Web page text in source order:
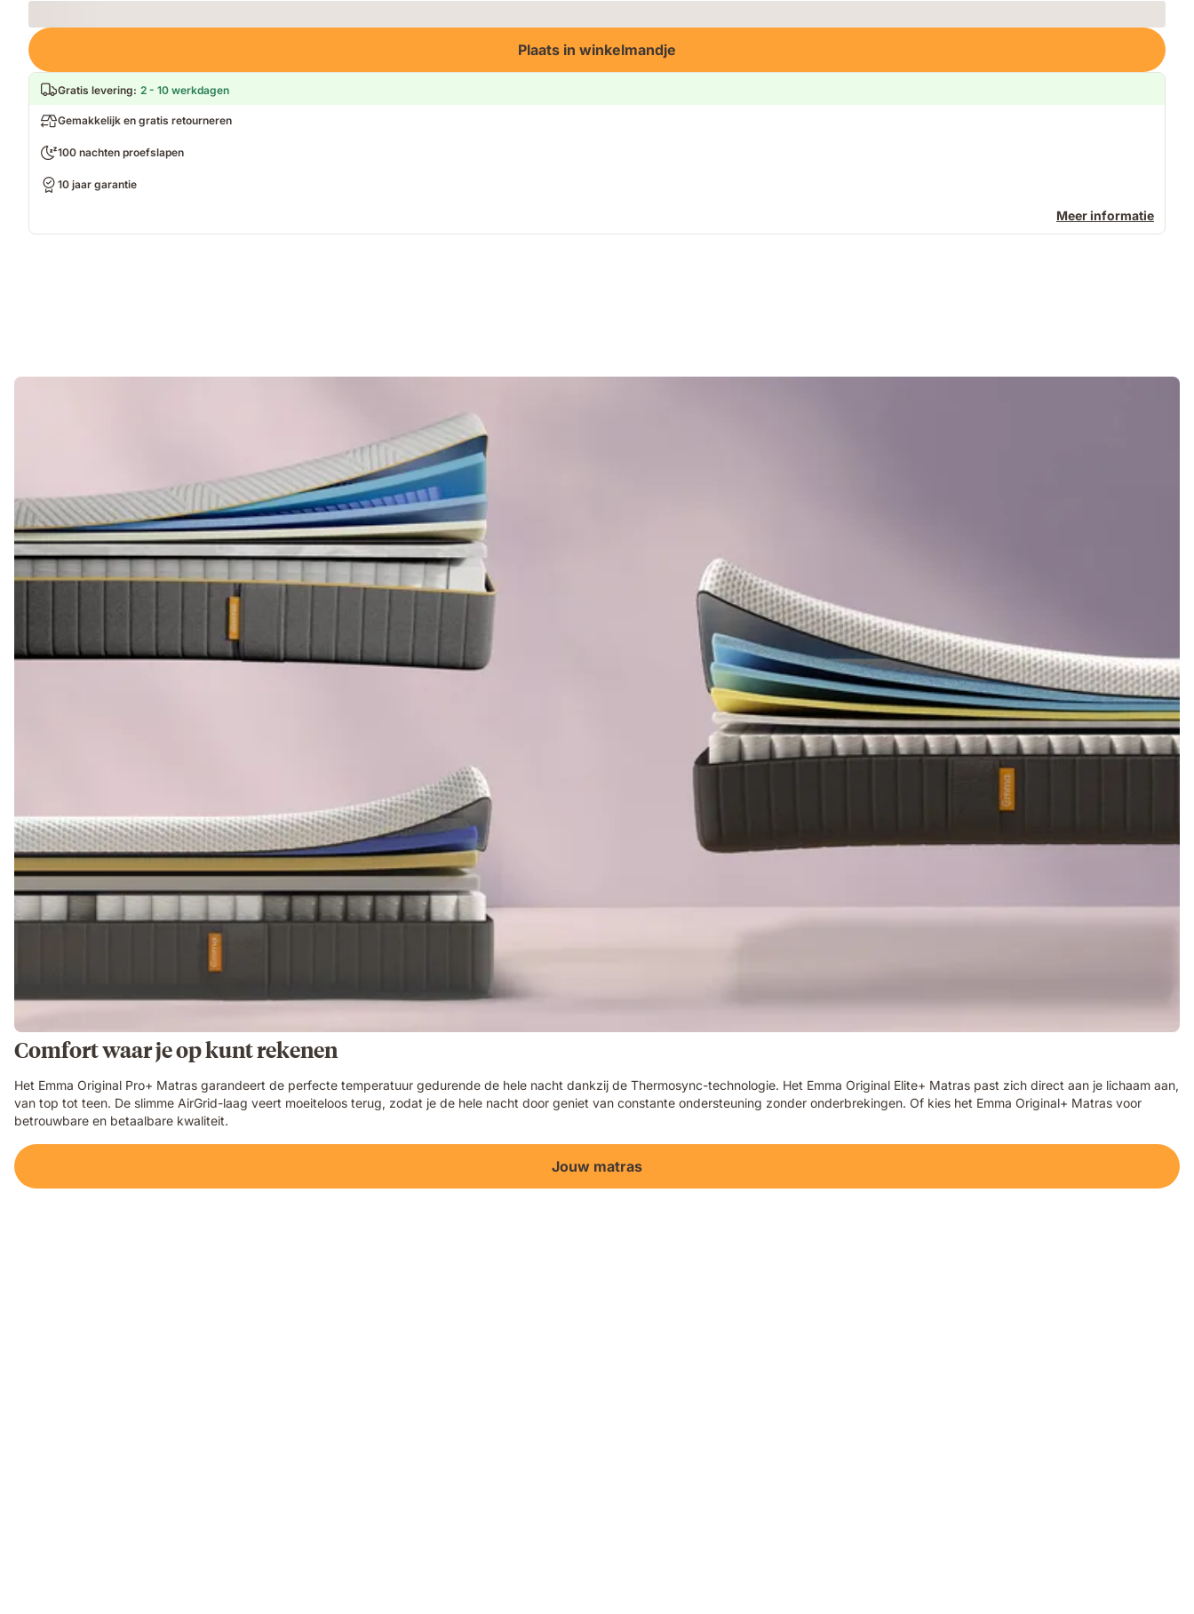
Loading
Plaats in winkelmandje
Gratis levering: 2 - 10 werkdagen
Gemakkelijk en gratis retourneren
100 nachten proefslapen
10 jaar garantie
Meer informatie
Comfort waar je op kunt rekenen
Het Emma Original Pro+ Matras garandeert de perfecte temperatuur gedurende de hele nacht dankzij de Thermosync-technologie. Het Emma Original Elite+ Matras past zich direct aan je lichaam aan,
van top tot teen. De slimme AirGrid-laag veert moeiteloos terug, zodat je de hele nacht door geniet van constante ondersteuning zonder onderbrekingen. Of kies het Emma Original+ Matras voor
betrouwbare en betaalbare kwaliteit.
Jouw matras